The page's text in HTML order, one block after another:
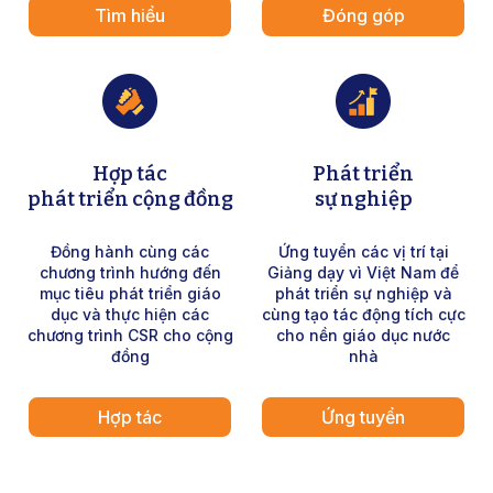
Tìm hiểu Đóng góp
Hợp tác
phát triển cộng đồng
Đồng hành cùng các
chương trình hướng đến
mục tiêu phát triển giáo
dục và thực hiện các
chương trình CSR cho cộng
đồng
Hợp tác
Phát triển
sự nghiệp
Ứng tuyển các vị trí tại
Giảng dạy vì Việt Nam để
phát triển sự nghiệp và
cùng tạo tác động tích cực
cho nền giáo dục nước
nhà
Ứng tuyển